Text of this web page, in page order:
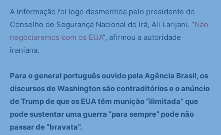
A informação foi logo desmentida pelo presidente do
Conselho de Segurança Nacional do Irã, Ali Larijani. “Não
negociaremos com os EUA”, afirmou a autoridade
iraniana.
Para o general português ouvido pela Agência Brasil, os
discursos de Washington são contraditórios e o anúncio
de Trump de que os EUA têm munição “ilimitada” que
pode sustentar uma guerra “para sempre” pode não
passar de “bravata”.